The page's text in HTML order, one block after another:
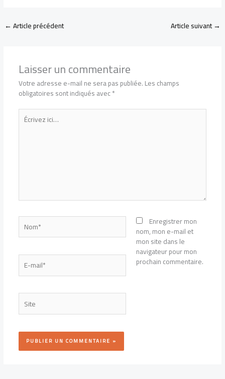
←Article précédent Article suivant→
Laisser un commentaire
Votre adresse e-mail ne sera pas publiée.Les champs
obligatoires sont indiqués avec*
Écrivez
ici…
Nom*
E-
mail*
Site
Enregistrer mon
nom, mon e-mail et
mon site dans le
navigateur pour mon
prochain commentaire.